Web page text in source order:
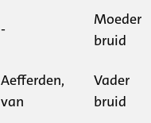
-
Moeder
bruid
Aefferden,
van
Vader
bruid